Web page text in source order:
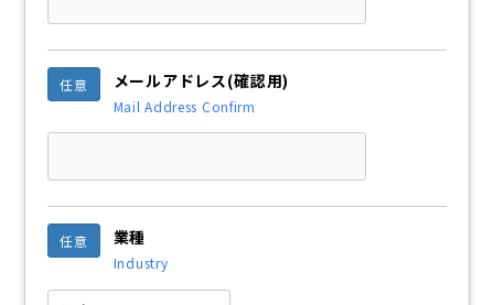
任意 メールアドレス(確認用)
Mail Address Confirm
任意 業種
Industry